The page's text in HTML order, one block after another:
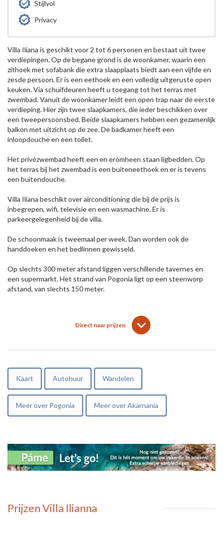
Stijlvol
Privacy
Villa Iliana is geschikt voor 2 tot 6 personen en bestaat uit twee
verdiepingen. Op de begane grond is de woonkamer, waarin een
zithoek met sofabank die extra slaapplaats biedt aan een vijfde en
zesde persoon. Er is een eethoek en een volledig uitgeruste open
keuken. Via schuifdeuren heeft u toegang tot het terras met
zwembad. Vanuit de woonkamer leidt een open trap naar de eerste
verdieping. Hier zijn twee slaapkamers, die ieder beschikken over
een tweepersoonsbed. Beide slaapkamers hebben een gezamenlijk
balkon met uitzicht op de zee. De badkamer heeft een
inloopdouche en een toilet.
Het privézwembad heeft een en eromheen staan ligbedden. Op
het terras bij het zwembad is een buiteneethoek en er is tevens
een buitendouche.
Villa Iliana beschikt over airconditioning die bij de prijs is
inbegrepen, wifi, televisie en een wasmachine. Er is
parkeergelegenheid bij de villa.
De schoonmaak is tweemaal per week. Dan worden ook de
handdoeken en het bedlinnen gewisseld.
Op slechts 300 meter afstand liggen verschillende tavernes en
een supermarkt. Het strand van Pogonia ligt op een steenworp
afstand, van slechts 150 meter.
Direct naar prijzen lens
keyboard_arrow_down
Kaart Autohuur Wandelen
Meer over Pogonia Meer over Akarnania
Prijzen Villa Ilianna